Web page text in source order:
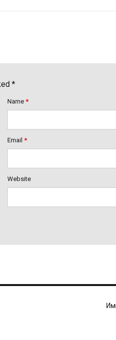
*
Name *
Email *
Website